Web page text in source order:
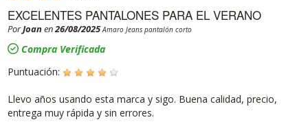
EXCELENTES PANTALONES PARA EL VERANO
PorJoanen26/08/2025 Amaro Jeans pantalón corto
Compra Verificada
Puntuación:
Llevo años usando esta marca y sigo. Buena calidad, precio,
entrega muy rápida y sin errores.